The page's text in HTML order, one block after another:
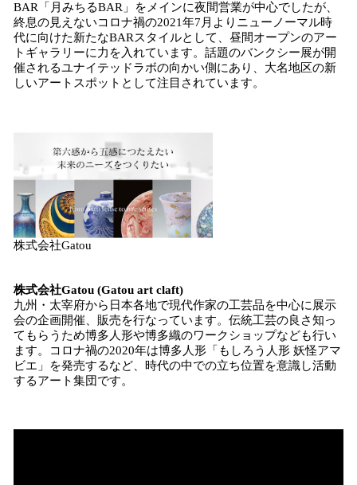
BAR「月みちるBAR」をメインに夜間営業が中心でしたが、
終息の見えないコロナ禍の2021年7月よりニューノーマル時
代に向けた新たなBARスタイルとして、昼間オープンのアー
トギャラリーに力を入れています。話題のバンクシー展が開
催されるユナイテッドラボの向かい側にあり、大名地区の新
しいアートスポットとして注目されています。
株式会社Gatou
株式会社Gatou (Gatou art claft)
九州・太宰府から日本各地で現代作家の工芸品を中心に展示
会の企画開催、販売を行なっています。伝統工芸の良さ知っ
てもらうため博多人形や博多織のワークショップなども行い
ます。コロナ禍の2020年は博多人形「もしろう人形 妖怪アマ
ビエ」を発売するなど、時代の中での立ち位置を意識し活動
するアート集団です。